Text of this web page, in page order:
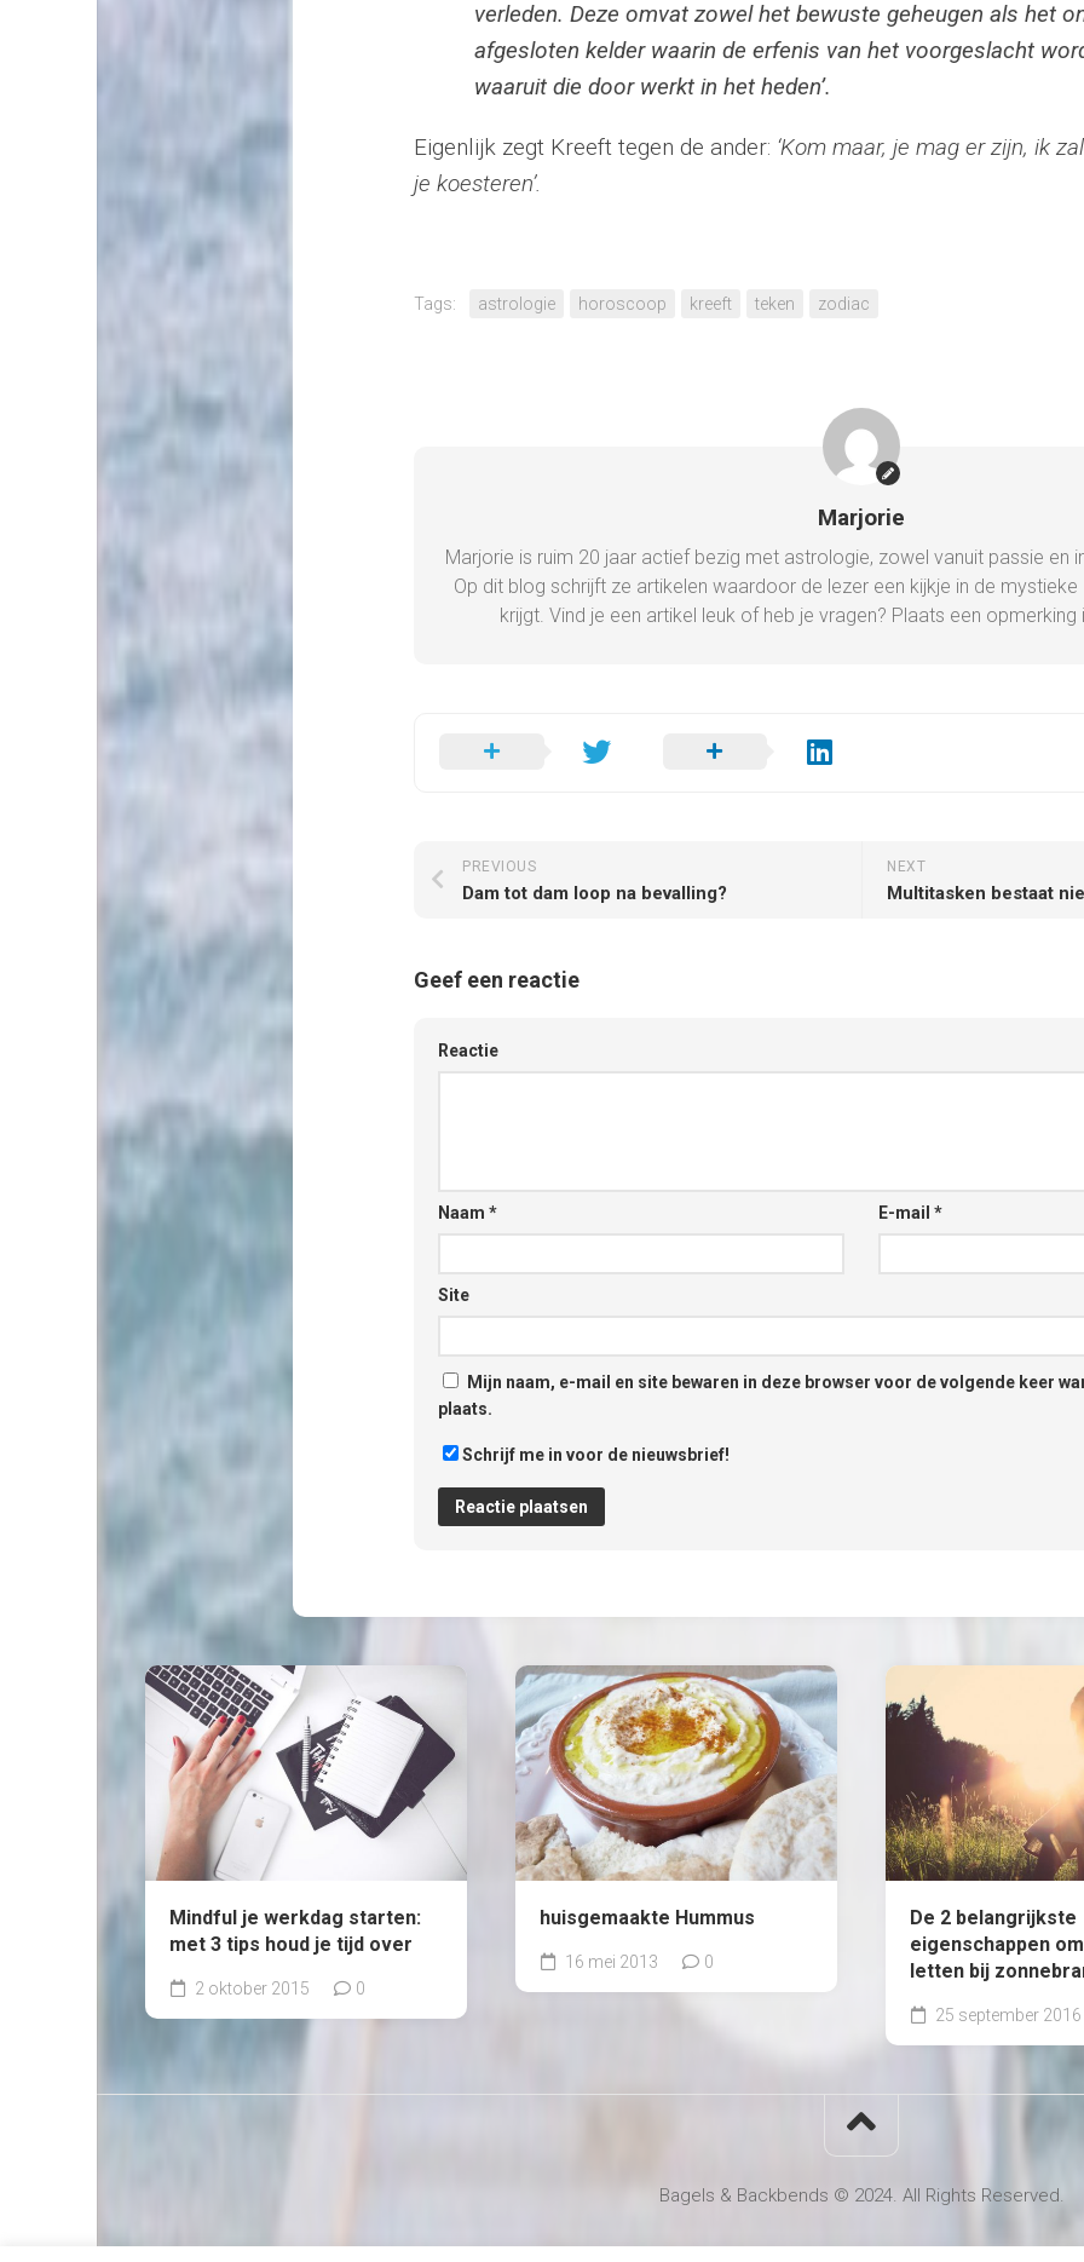
verleden. Deze omvat zowel het bewuste geheugen als het
afgesloten kelder waarin de erfenis van het voorgeslacht
waaruit die door werkt in het heden’.
Eigenlijk zegt Kreeft tegen de ander: ‘Kom maar, je mag er zijn, ik
je koesteren’.
Tags: astrologie horoscoop kreeft teken zodiac
Marjorie
Marjorie is ruim 20 jaar actief bezig met astrologie, zowel vanuit passie en
Op dit blog schrijft ze artikelen waardoor de lezer een kijkje in de
krijgt. Vind je een artikel leuk of heb je vragen? Plaats een
NEXT
Multitasken bestaat
PREVIOUS
Dam tot dam loop na bevalling?
Geef een reactie
Reactie
Naam * E-mail *
Site
Mijn naam, e-mail en site bewaren in deze browser voor de volgende keer
plaats.
Schrijf me in voor de nieuwsbrief!
Mindful je werkdag starten:
met 3 tips houd je tijd over
2 oktober 2015 0
huisgemaakte Hummus
16 mei 2013 0
De 2 belangrijkste
eigenschappen
letten bij
25 september 2016
Bagels & Backbends © 2024. All Rights Reserved.